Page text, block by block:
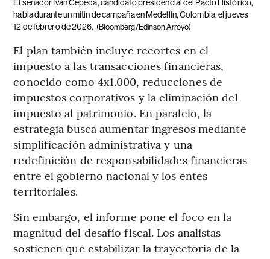
El senador Iván Cepeda, candidato presidencial del Pacto Histórico,
habla durante un mitin de campaña en Medellín, Colombia, el jueves
12 de febrero de 2026. (Bloomberg/Edinson Arroyo)
El plan también incluye recortes en el
impuesto a las transacciones financieras,
conocido como 4x1.000, reducciones de
impuestos corporativos y la eliminación del
impuesto al patrimonio. En paralelo, la
estrategia busca aumentar ingresos mediante
simplificación administrativa y una
redefinición de responsabilidades financieras
entre el gobierno nacional y los entes
territoriales.
Sin embargo, el informe pone el foco en la
magnitud del desafío fiscal. Los analistas
sostienen que estabilizar la trayectoria de la